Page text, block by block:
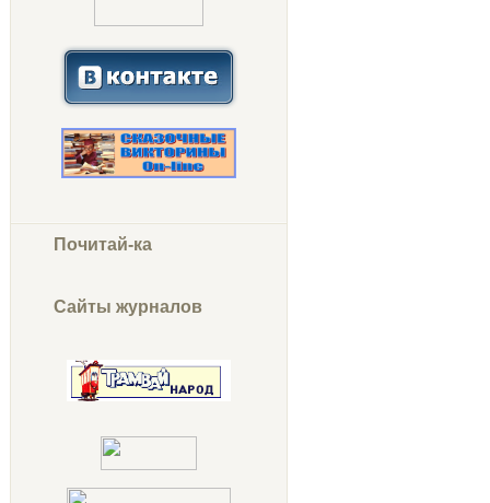
Почитай-ка
Сайты журналов